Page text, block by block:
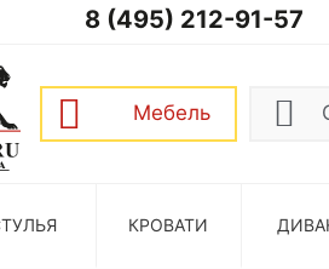
8 (495) 212-91-57
Мебель
КРОВАТИ